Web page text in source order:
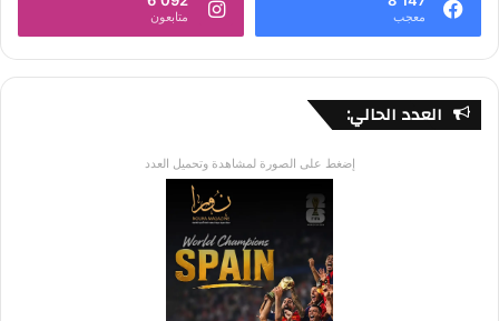
معجب متابعون
العدد الحالي:
إضغط على الصورة لمشاهدة وتحميل العدد